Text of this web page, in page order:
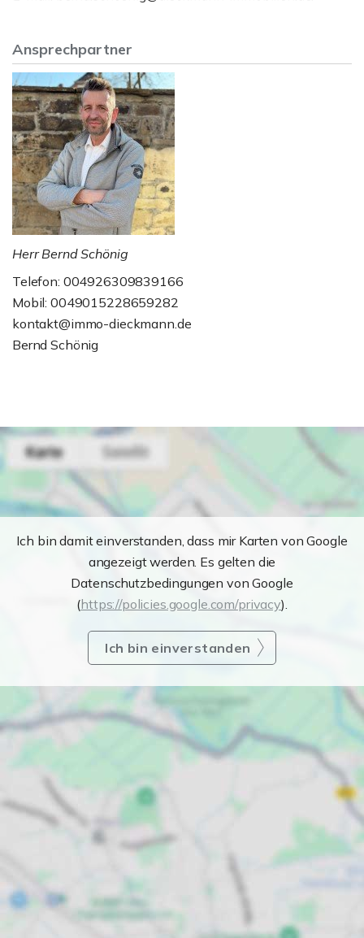
Ansprechpartner
Herr Bernd Schönig
Telefon: 004926309839166
Mobil: 0049015228659282
kontakt@immo-dieckmann.de
Bernd Schönig
Ich bin damit einverstanden, dass mir Karten von Google
angezeigt werden. Es gelten die
Datenschutzbedingungen von Google
(https://policies.google.com/privacy).
Ich bin einverstanden